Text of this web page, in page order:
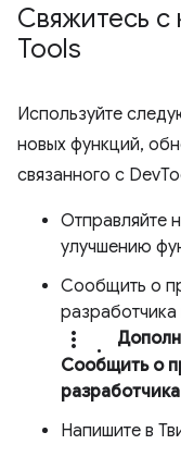
Свяжитесь
Tools
Используйте
новых функций,
связанного с
Отправляйте
улучшению
Сообщить о
more_vert.
Сообщить о
разработчика
Напишите в